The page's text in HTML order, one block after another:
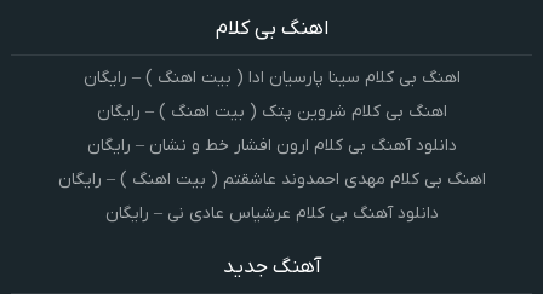
اهنگ بی کلام
اهنگ بی کلام سینا پارسیان ادا ( بیت اهنگ ) – رایگان
اهنگ بی کلام شروین پتک ( بیت اهنگ ) – رایگان
دانلود آهنگ بی کلام ارون افشار خط و نشان – رایگان
اهنگ بی کلام مهدی احمدوند عاشقتم ( بیت اهنگ ) – رایگان
دانلود آهنگ بی کلام عرشیاس عادی نی – رایگان
آهنگ جدید